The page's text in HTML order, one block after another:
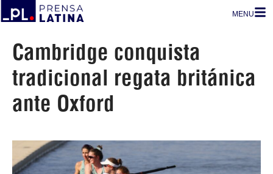
MENU
Cambridge conquista
tradicional regata británica
ante Oxford